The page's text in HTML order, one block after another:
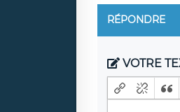
RÉPONDRE
VOTRE